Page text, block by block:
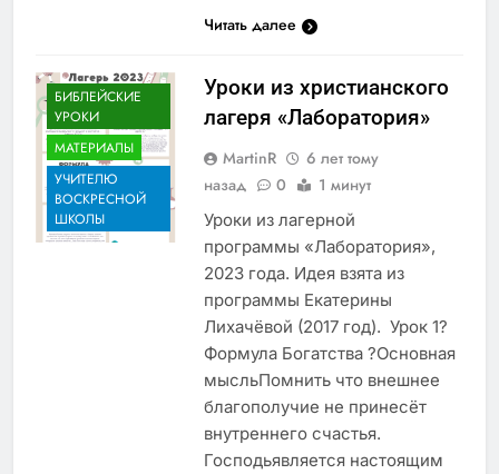
Читать далее
БИБЛЕЙСКИЕ
УРОКИ
МАТЕРИАЛЫ
УЧИТЕЛЮ
ВОСКРЕСНОЙ
ШКОЛЫ
Уроки из христианского
лагеря «Лаборатория»
MartinR
6 лет тому
назад
0 1 минут
Уроки из лагерной
программы «Лаборатория»,
2023 года. Идея взята из
программы Екатерины
Лихачёвой (2017 год). Урок 1?
Формула Богатства ?Основная
мысльПомнить что внешнее
благополучие не принесёт
внутреннего счастья.
Господьявляется настоящим